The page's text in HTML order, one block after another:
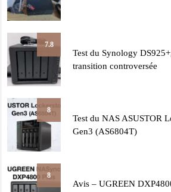
7.8
Test du Synology
transition controversée
8
Test du NAS ASUSTOR
Gen3 (AS6804T)
8
Avis – UGREEN